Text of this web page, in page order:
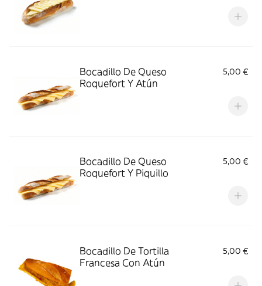
Bocadillo De Queso
Roquefort Y Atún
5,00 €
Bocadillo De Queso
Roquefort Y Piquillo
5,00 €
Bocadillo De Tortilla
Francesa Con Atún
5,00 €